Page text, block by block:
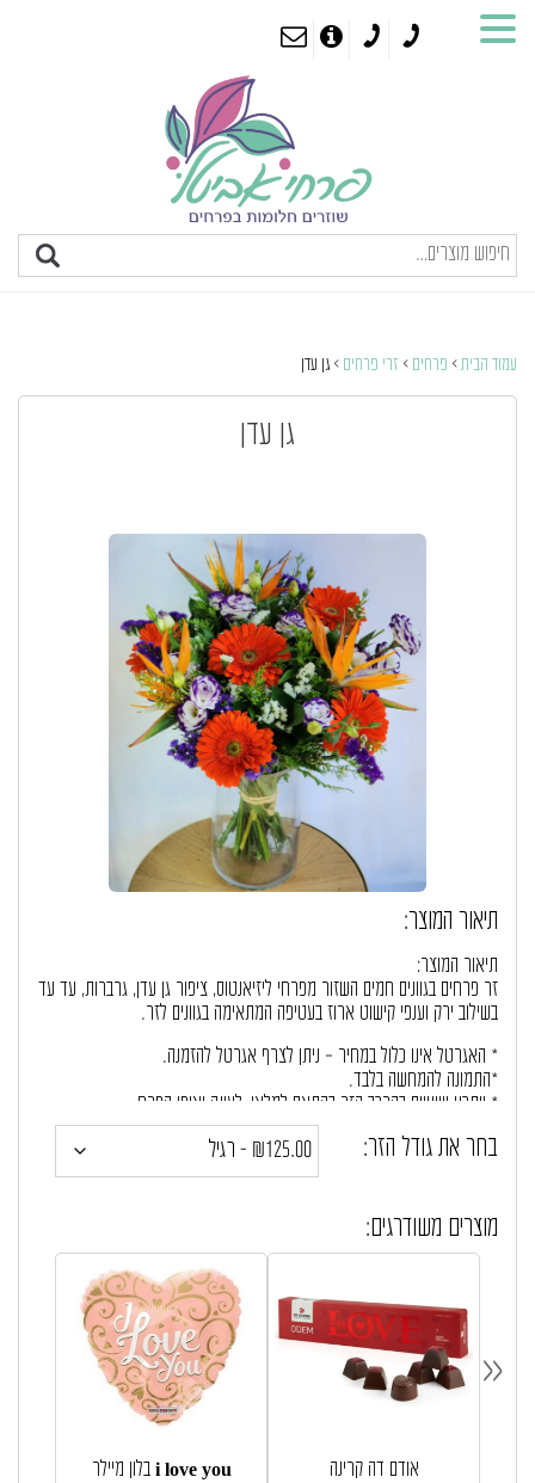
עמוד הבית > פרחים > זרי פרחים > גן עדן
גן עדן
תיאור המוצר:
תיאור המוצר:
זר פרחים בגוונים חמים השזור מפרחי ליזיאנטוס, ציפור גן עדן, גרברות, עד עד
בשילוב ירק וענפי קישוט ארוז בעטיפה המתאימה בגוונים לזר.
* האגרטל אינו כלול במחיר – ניתן לצרף אגרטל להזמנה.
*התמונה להמחשה בלבד.
* ייתכנו שינויים בהרכב הזר בהתאם למלאי, לעונה ואופי הפרח
במידה וחלק מהפרחים חסרים במלאי נשלב פרחים דומים ככל האפשר.
בחר את גודל הזר:
מוצרים משודרגים:
בלון מיילר i love you אודם דה קרינה
«